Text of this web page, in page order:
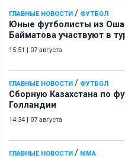
ГЛАВНЫЕ НОВОСТИ / ФУТБОЛ
Юные футболисты из Оша
Байматова участвуют в
15:51 | 07 августа
ГЛАВНЫЕ НОВОСТИ / ФУТБОЛ
Сборную Казахстана по
Голландии
14:34 | 07 августа
ГЛАВНЫЕ НОВОСТИ / ММА